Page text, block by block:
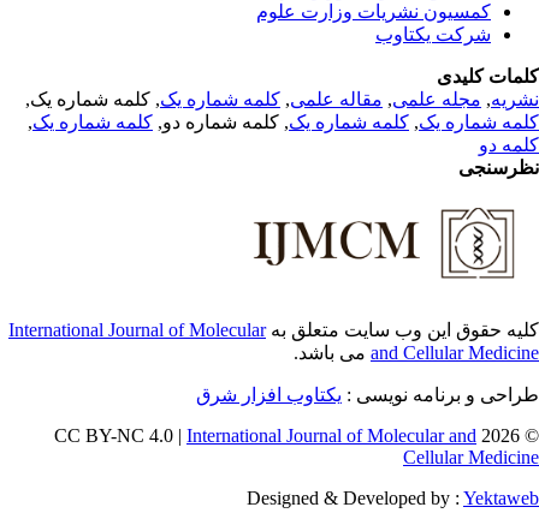
کمسیون نشریات وزارت علوم
شرکت یکتاوب
کلیدی
,مجله علمی, مقاله علمی, کلمه شماره یک, کلمه شماره یک,
شماره یک,کلمه شماره یک, کلمه شماره دو,کلمه شماره یک,
دو
حقوق این وب سایت متعلق بهInternational Journal of Molecular
and Cellularمی باشد.
و برنامه نویسی : یکتاوب افزار شرق
©
International Journal of Molecular and
Cellular
Designed & Developed by :